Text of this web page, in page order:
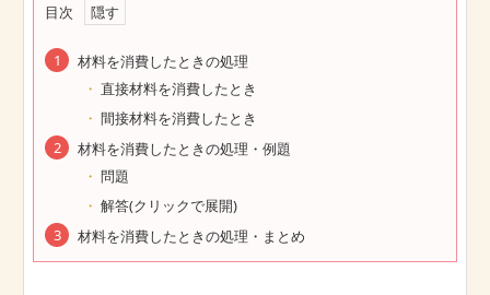
目次
材料を消費したときの処理
直接材料を消費したとき
間接材料を消費したとき
材料を消費したときの処理・例題
問題
解答(クリックで展開)
材料を消費したときの処理・まとめ